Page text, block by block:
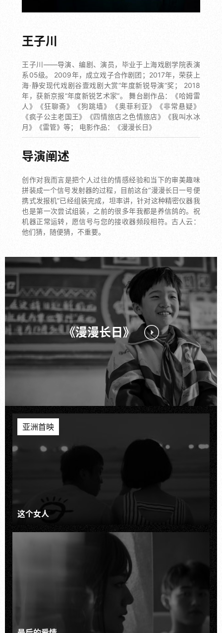
王子川
王子川——导演、编剧、演员，毕业于上海戏剧学院表演
系05级。 2009年，成立戏子合作剧团；2017年，荣获上
海·静安现代戏剧谷壹戏剧大赏“年度新锐导演”奖； 2018
年，获新京报“年度新锐艺术家”。 舞台剧作品：《哈姆雷
人》《狂聊斋》《狗跳墙》《奥菲利亚》《非常悬疑》
《疯子公主老国王》《四情旅店之色情旅店》《我叫水冰
月》《雷管》等； 电影作品：《漫漫长日》
导演阐述
创作对我而言是把个人过往的情感经验和当下的审美趣味
拼装成一个信号发射器的过程，目前这台“漫漫长日一号便
携式发报机”已经组装完成，坦率讲，针对这种精密仪器我
也是第一次尝试组装，之前的很多年我都是养信鸽的。祝
机器正常运转，愿信号与您的接收器频段相符。古人云：
他们猜，随便猜，不重要。
《漫漫长日》
亚洲首映
这个女人